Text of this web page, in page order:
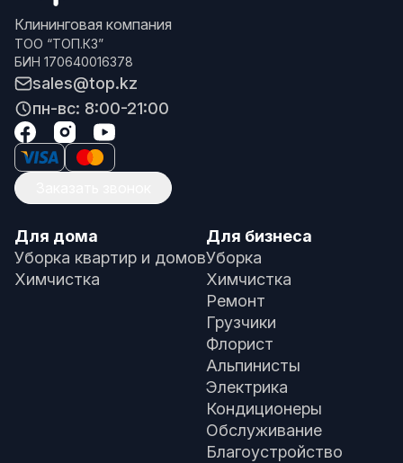
Клининговая компания
ТОО “ТОП.КЗ”
БИН 170640016378
sales@top.kz
пн-вс: 8:00-21:00
Для дома
Уборка квартир и домов
Химчистка
Для бизнеса
Уборка
Химчистка
Ремонт
Грузчики
Флорист
Альпинисты
Электрика
Кондиционеры
Обслуживание
Благоустройство